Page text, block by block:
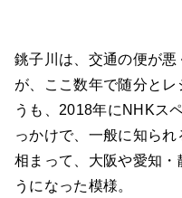
銚子川は、交通の便が
が、ここ数年で随分と
うも、2018年にNHKス
っかけで、一般に知ら
相まって、大阪や愛知
うになった模様。